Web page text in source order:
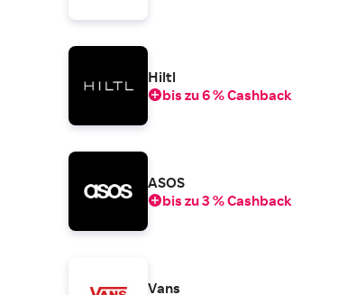
Hiltl
bis zu 6 % Cashback
ASOS
bis zu 3 % Cashback
Vans